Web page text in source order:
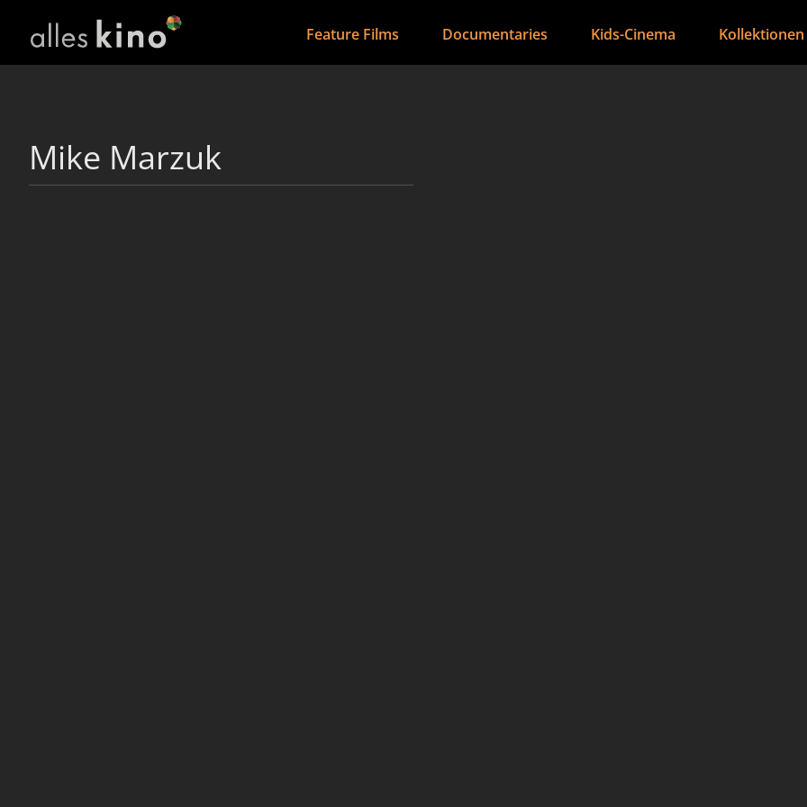
Feature Films Documentaries Kids-Cinema Kollektionen
Mike Marzuk